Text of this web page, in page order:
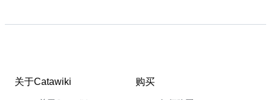
关于Catawiki 购买